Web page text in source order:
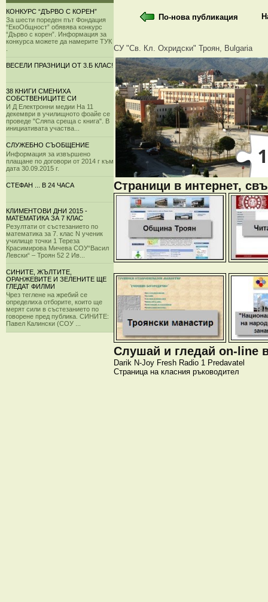
КОНКУРС “ДЪРВО С КОРЕН”
За шести пореден път Фондация
“ЕкоОбщност” обявява конкурс
“Дърво с корен”. Информация за
конкурса можете да намерите ТУК
ВЕСЕЛИ ПРАЗНИЦИ ОТ 3.Б КЛАС!
38 КНИГИ СМЕНИХА
СОБСТВЕНИЦИТЕ СИ
И Д Електронни медии На 11
декември в училищното фоайе се
проведе "Сляпа среща с книга". В
инициативата участва...
СЛУЖЕБНО СЪОБЩЕНИЕ
Информация за извършено
плащане по договори от 2014 г към
дата 30.09.2015 г.
СТЕФАН ... В 24 ЧАСА
КЛИМЕНТОВИ ДНИ 2015 -
МАТЕМАТИКА ЗА 7 КЛАС
Резултати от състезанието по
математика за 7. клас N ученик
училище точки 1 Тереза
Красимирова Мичева СОУ“Васил
Левски“ – Троян 52 2 Ив...
СИНИТЕ, ЖЪЛТИТЕ,
ОРАНЖЕВИТЕ И ЗЕЛЕНИТЕ ЩЕ
ГЛЕДАТ ФИЛМИ
Чрез теглене на жребий се
определиха отборите, които ще
мерят сили в състезанието по
говорене пред публика. СИНИТЕ:
Павел Калински (СОУ ...
По-нова публикация
СУ "Св. Кл. Охридски" Троян, Bulgaria
Страници в интернет,
Слушай и гледай on-line
Darik N-Joy Fresh Radio 1 Predavatel
Страница на класния ръководител